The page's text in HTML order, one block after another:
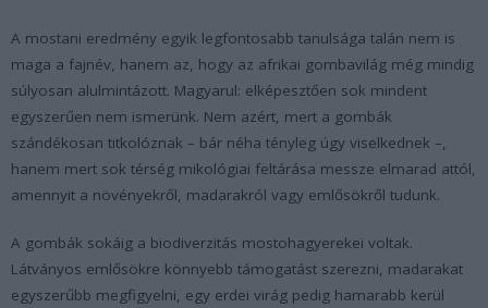
A mostani eredmény egyik legfontosabb tanulsága talán nem is
maga a fajnév, hanem az, hogy az afrikai gombavilág még mindig
súlyosan alulmintázott. Magyarul: elképesztően sok mindent
egyszerűen nem ismerünk. Nem azért, mert a gombák
szándékosan titkolóznak – bár néha tényleg úgy viselkednek –,
hanem mert sok térség mikológiai feltárása messze elmarad attól,
amennyit a növényekről, madarakról vagy emlősökről tudunk.
A gombák sokáig a biodiverzitás mostohagyerekei voltak.
Látványos emlősökre könnyebb támogatást szerezni, madarakat
egyszerűbb megfigyelni, egy erdei virág pedig hamarabb kerül